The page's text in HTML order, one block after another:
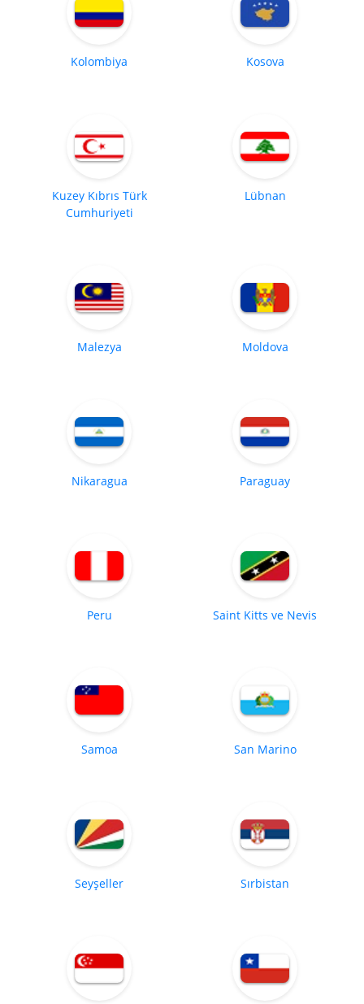
Kolombiya Kosova
Kuzey Kıbrıs Türk
Cumhuriyeti
Lübnan
Malezya Moldova
Nikaragua Paraguay
Peru Saint Kitts ve Nevis
Samoa San Marino
Seyşeller Sırbistan